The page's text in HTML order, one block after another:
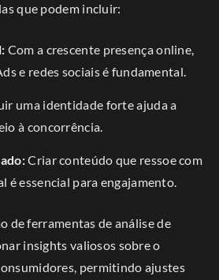
que podem incluir:
Com a crescente presença online,
e redes sociais é fundamental.
uma identidade forte ajuda a
à concorrência.
Criar conteúdo que ressoe com
é essencial para engajamento.
de ferramentas de análise de
insights valiosos sobre o
permitindo ajustes